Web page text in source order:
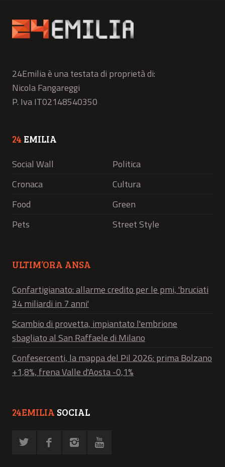
24Emilia è una testata di proprietà di:
Nicola Fangareggi
P. Iva IT02148540350
24 EMILIA
Social Wall
Politica
Cronaca
Cultura
Food
Green
Pets
Street Style
ULTIM’ORA ANSA
Confartigianato: allarme credito per le pmi, 'bruciati
34 miliardi in 7 anni'
Scambio di provetta, impiantato l'embrione
sbagliato al San Raffaele di Milano
Confesercenti, la mappa del Pil 2026: prima Bolzano
+1,8%, frena Valle d'Aosta -0,1%
24EMILIA SOCIAL